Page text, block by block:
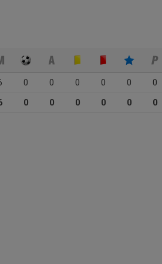
0 0 0 0 0
0
0 0 0 0 0 0